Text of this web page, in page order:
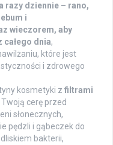
razy dziennie – rano,
i
wieczorem, aby
całego dnia,
które jest
i zdrowego
kosmetyki z filtrami
cerę przed
słonecznych,
pędzli i gąbeczek do
bakterii,